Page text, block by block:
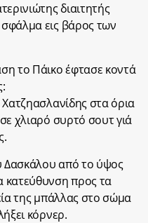
διαιτητής
εις βάρος των
το Πάικο έφτασε κοντά
στα όρια
χλιαρό συρτό σουτ γιά
Δασκάλου από το ύψος
κατεύθυνση προς τα
της μπάλλας στο σώμα
κόρνερ.